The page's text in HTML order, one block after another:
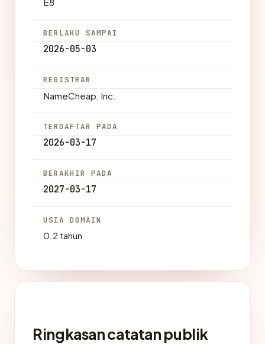
BERLAKU SAMPAI
2026-05-03
REGISTRAR
NameCheap, Inc.
TERDAFTAR PADA
2026-03-17
BERAKHIR PADA
2027-03-17
USIA DOMAIN
0.2 tahun
Ringkasan catatan publik